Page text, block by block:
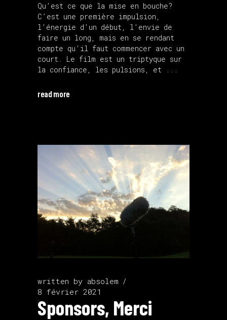
Qu’est ce que la mise en bouche?
C’est une première impulsion,
l’énergie d’un début, l’envie de
faire un long, mais en se rendant
compte qu’il faut commencer avec un
court. Le film est un triptyque sur
la confiance, les pulsions, et
read more
written by absolem
8 février 2021
Sponsors, Merci